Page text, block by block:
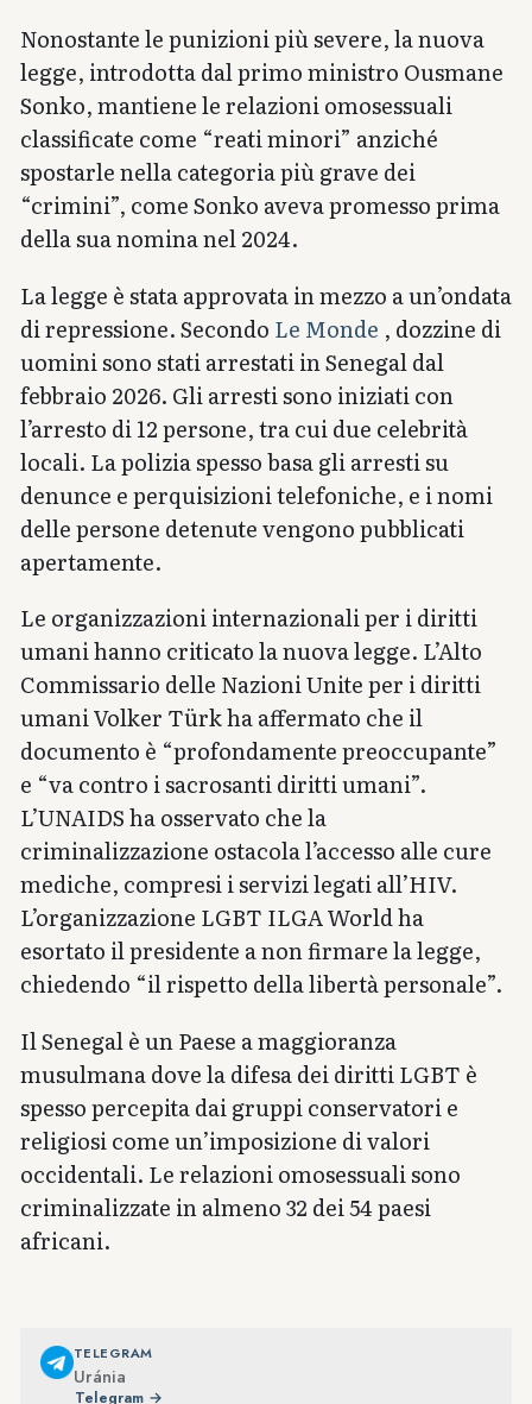
Nonostante le punizioni più severe, la nuova
legge, introdotta dal primo ministro Ousmane
Sonko, mantiene le relazioni omosessuali
classificate come “reati minori” anziché
spostarle nella categoria più grave dei
“crimini”, come Sonko aveva promesso prima
della sua nomina nel 2024.
La legge è stata approvata in mezzo a un’ondata
di repressione. Secondo Le Monde , dozzine di
uomini sono stati arrestati in Senegal dal
febbraio 2026. Gli arresti sono iniziati con
l’arresto di 12 persone, tra cui due celebrità
locali. La polizia spesso basa gli arresti su
denunce e perquisizioni telefoniche, e i nomi
delle persone detenute vengono pubblicati
apertamente.
Le organizzazioni internazionali per i diritti
umani hanno criticato la nuova legge. L’Alto
Commissario delle Nazioni Unite per i diritti
umani Volker Türk ha affermato che il
documento è “profondamente preoccupante”
e “va contro i sacrosanti diritti umani”.
L’UNAIDS ha osservato che la
criminalizzazione ostacola l’accesso alle cure
mediche, compresi i servizi legati all’HIV.
L’organizzazione LGBT ILGA World ha
esortato il presidente a non firmare la legge,
chiedendo “il rispetto della libertà personale”.
Il Senegal è un Paese a maggioranza
musulmana dove la difesa dei diritti LGBT è
spesso percepita dai gruppi conservatori e
religiosi come un’imposizione di valori
occidentali. Le relazioni omosessuali sono
criminalizzate in almeno 32 dei 54 paesi
africani.
TELEGRAM
Uránia
Telegram →